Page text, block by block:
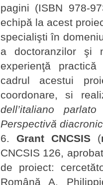
pagini (ISBN 978-
echipă la acest
specialişti în
a doctoranzilor şi
experienţă
cadrul acestui
coordonare, si
dell’italiano
Perspectivă
Grant CNCSIS (
CNCSIS 126,
de proiect:
Română A.